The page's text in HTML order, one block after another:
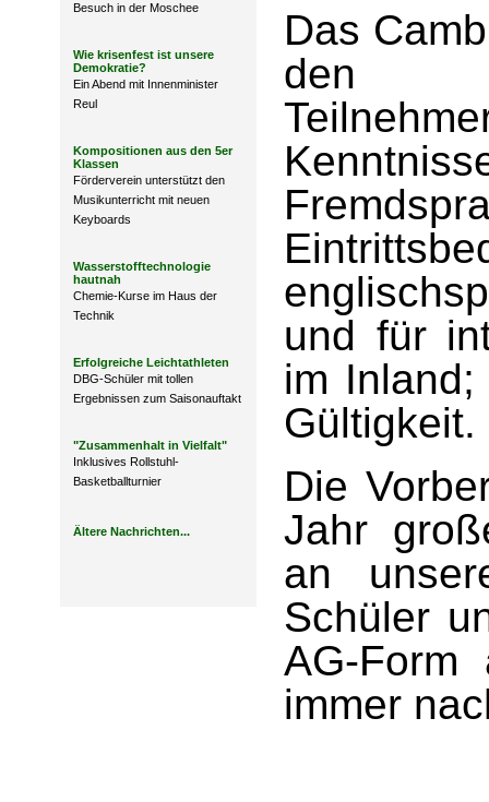
Besuch in der Moschee
Wie krisenfest ist unsere
Demokratie?
Ein Abend mit Innenminister
Reul
Kompositionen aus den 5er
Klassen
Förderverein unterstützt den
Musikunterricht mit neuen
Keyboards
Wasserstofftechnologie
hautnah
Chemie-Kurse im Haus der
Technik
Erfolgreiche Leichtathleten
DBG-Schüler mit tollen
Ergebnissen zum Saisonauftakt
"Zusammenhalt in Vielfalt"
Inklusives Rollstuhl-
Basketballturnier
Ältere Nachrichten...
Das
den
und für
im
Gültigkeit.
Die
Jahr
an
Schüler
AG-Form
immer